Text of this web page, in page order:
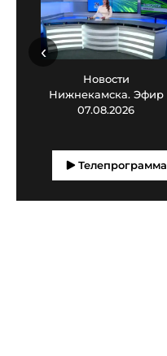
Новости
Нижнекамска. Эфир
07.08.2026
‹
Телепрограмма